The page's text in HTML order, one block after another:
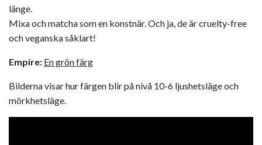
länge.
Mixa och matcha som en konstnär. Och ja, de är cruelty-free
och veganska såklart!
Empire: En grön färg
Bilderna visar hur färgen blir på nivå 10-6 ljushetsläge och
mörkhetsläge.